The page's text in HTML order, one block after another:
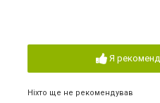
Я
Ніхто ще не рекомендував